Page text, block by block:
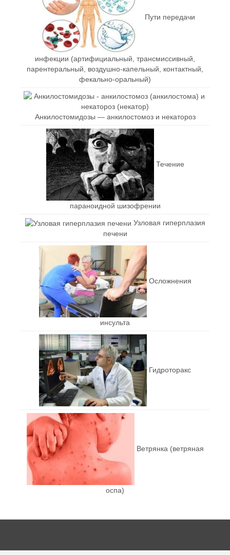
Пути передачи
инфекции (артифициальный, трансмиссивный,
парентеральный, воздушно-капельный, контактный,
фекально-оральный)
Анкилостомидозы — анкилостомоз и некатороз
Течение
параноидной шизофрении
Узловая гиперплазия
печени
Осложнения
инсульта
Гидроторакс
Ветрянка (ветряная
оспа)